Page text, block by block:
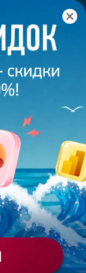
– Анна
ТАКУЮ ПРЕЗЕНТАЦИЮ